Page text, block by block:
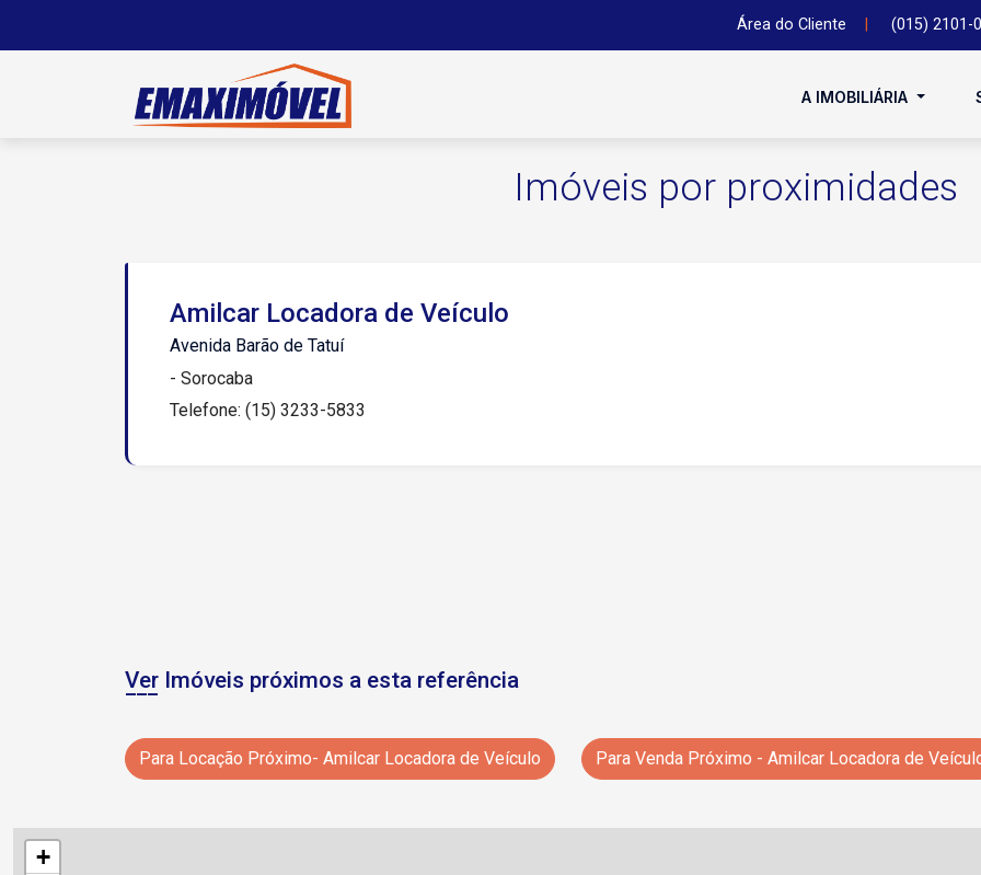
Área do Cliente (015) 2101-
A IMOBILIÁRIA
Imóveis por proximidades
Amilcar Locadora de Veículo
Avenida Barão de Tatuí
- Sorocaba
Telefone: (15) 3233-5833
Ver Imóveis próximos a esta referência
Para Locação Próximo- Amilcar Locadora de Veículo Para Venda Próximo - Amilcar Locadora de
+